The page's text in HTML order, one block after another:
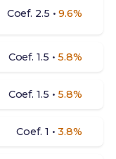
Coef. 2.5 •9.6%
Coef. 1.5 •5.8%
Coef. 1.5 •5.8%
Coef. 1 •3.8%